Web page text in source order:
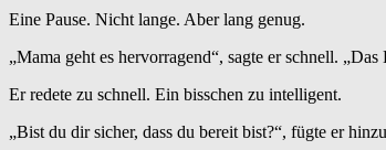
Eine Pause. Nicht lange. Aber lang genug.
„Mama geht es hervorragend“, sagte er schnell.
Er redete zu schnell. Ein bisschen zu intelligent.
„Bist du dir sicher, dass du bereit bist?“, fügte er